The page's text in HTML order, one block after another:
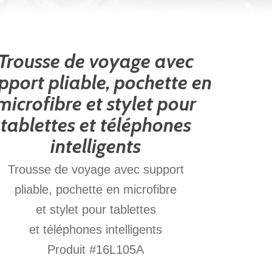
de voyage avec
pliable, pochette en
et stylet pour
tablettes et téléphones
intelligents
Trousse de voyage avec support
pliable, pochette en microfibre
et stylet pour tablettes
et téléphones intelligents
Produit #16L105A